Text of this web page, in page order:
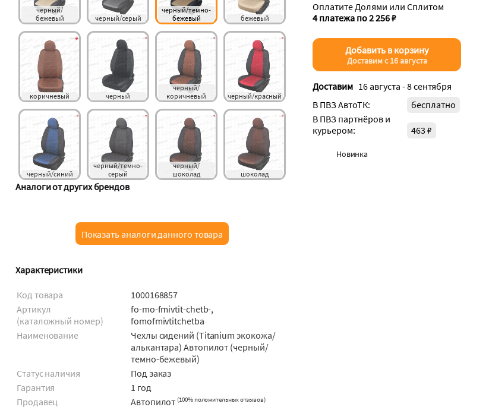
черный/
бежевый
черный/серый
черный/темно-
бежевый
бежевый
коричневый черный
черный/
коричневый
черный/красный
черный/синий
черный/темно-
серый
черный/
шоколад
шоколад
Аналоги от других брендов
Показать аналоги данного товара
Характеристики
Код товара
1000168857
Артикул
(каталожный номер)
fo-mo-fmivtit-chetb-,
fomofmivtitchetba
Наименование
Чехлы сидений (Titanium экокожа/
алькантара) Автопилот (черный/
темно-бежевый)
Статус наличия
Под заказ
Гарантия
1 год
Продавец
Автопилот (100% положительных отзывов)
Оплатите Долями или Сплитом
4 платежа по 2 256 ₽
Добавить в корзину
Доставим с 16 августа
Доставим 16 августа - 8 сентября
В ПВЗ АвтоТК:
бесплатно
В ПВЗ партнёров и
курьером:
463 ₽
Новинка